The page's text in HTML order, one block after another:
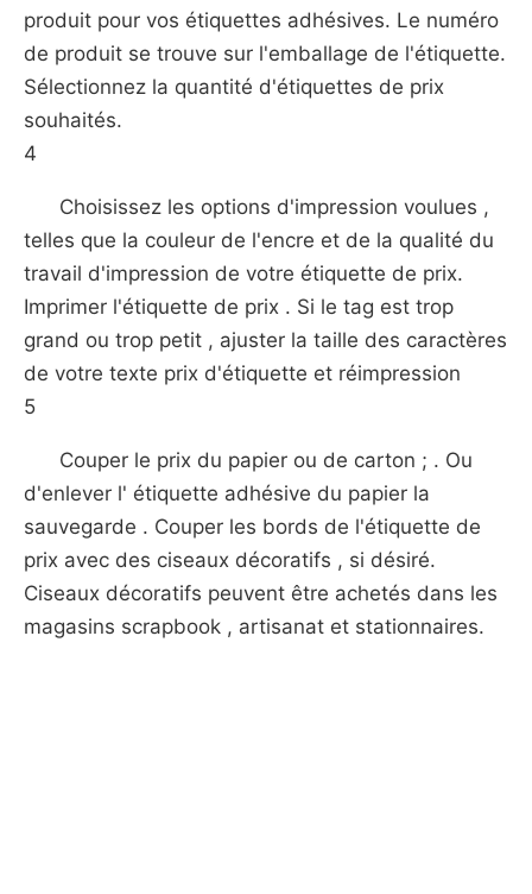
produit pour vos étiquettes adhésives. Le numéro
de produit se trouve sur l'emballage de l'étiquette.
Sélectionnez la quantité d'étiquettes de prix
souhaités.
4
Choisissez les options d'impression voulues ,
telles que la couleur de l'encre et de la qualité du
travail d'impression de votre étiquette de prix.
Imprimer l'étiquette de prix . Si le tag est trop
grand ou trop petit , ajuster la taille des caractères
de votre texte prix d'étiquette et réimpression
5
Couper le prix du papier ou de carton ; . Ou
d'enlever l' étiquette adhésive du papier la
sauvegarde . Couper les bords de l'étiquette de
prix avec des ciseaux décoratifs , si désiré.
Ciseaux décoratifs peuvent être achetés dans les
magasins scrapbook , artisanat et stationnaires.